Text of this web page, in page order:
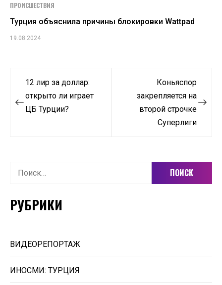
ПРОИСШЕСТВИЯ
Турция объяснила причины блокировки Wattpad
19.08.2024
Навигация
по
записям
12 лир за доллар:
открыто ли играет
ЦБ Турции?
Коньяспор
закрепляется на
второй строчке
Суперлиги
Найти:
РУБРИКИ
ВИДЕОРЕПОРТАЖ
ИНОСМИ: ТУРЦИЯ